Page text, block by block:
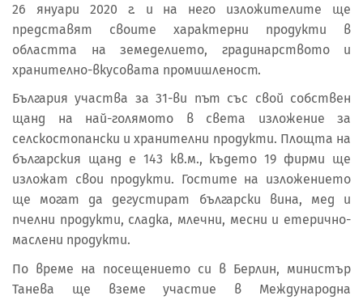
26 януари 2020 г. и на него изложителите ще
представят своите характерни продукти в
областта на земеделието, градинарството и
хранително-вкусовата промишленост.
България участва за 31-ви път със свой собствен
щанд на най-голямото в света изложение за
селскостопански и хранителни продукти. Площта на
българския щанд е 143 кв.м., където 19 фирми ще
изложат свои продукти. Гостите на изложението
ще могат да дегустират български вина, мед и
пчелни продукти, сладка, млечни, месни и етерично-
маслени продукти.
По време на посещението си в Берлин, министър
Танева ще вземе участие в Международна